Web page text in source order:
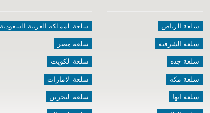
سلعة الرياض
سلعة الشرقيه
سلعة جده
سلعة مكه
سلعة ابها
سلعة المملكه العربية السعودية
سلعة مصر
سلعة الكويت
سلعة الامارات
سلعة البحرين